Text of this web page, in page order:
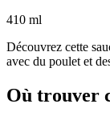
410 ml
Découvrez cette
avec du poulet et
Où trouver